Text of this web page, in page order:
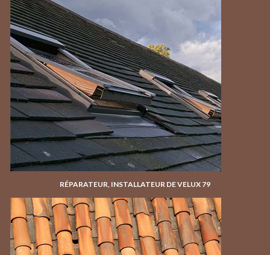
RÉPARATEUR, INSTALLATEUR DE VELUX 79